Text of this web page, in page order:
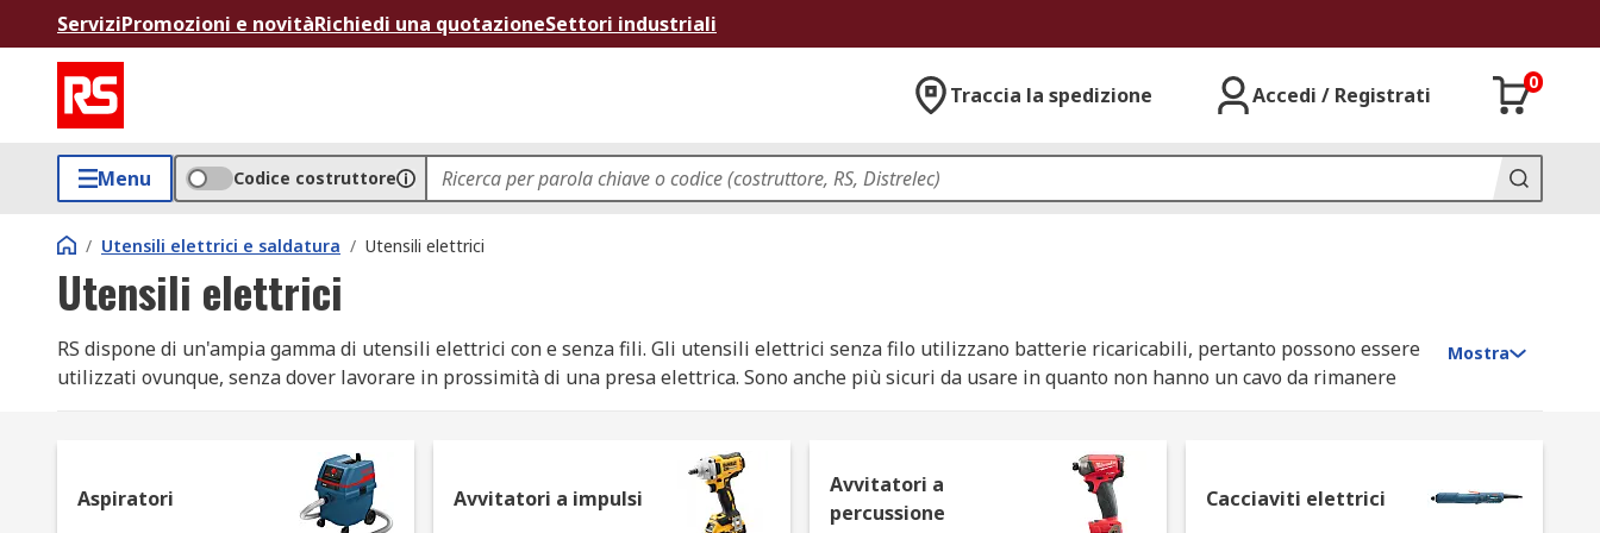
ServiziPromozioni e novitàRichiedi una quotazioneSettori industriali
Traccia la spedizione Accedi / Registrati
0
Menu Codice costruttore
/ Utensili elettrici e saldatura / Utensili elettrici
Utensili elettrici
RS dispone di un'ampia gamma di utensili elettrici con e senza fili. Gli utensili elettrici senza filo utilizzano batterie ricaricabili, pertanto possono essere
utilizzati ovunque, senza dover lavorare in prossimità di una presa elettrica. Sono anche più sicuri da usare in quanto non hanno un cavo da rimanere
Vantaggi degli utensili senza filo:
Pratici: possono essere spostati con te e sono ideali per fissaggi rapidi e punti difficili da raggiungere. Inoltre, con una batteria supplementare
Mostra
Aspiratori Avvitatori a impulsi
Avvitatori a
percussione
Cacciaviti elettrici